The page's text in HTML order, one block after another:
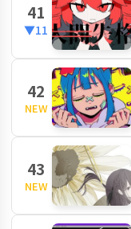
41
▼11
42
NEW
43
NEW